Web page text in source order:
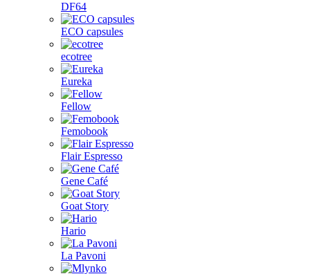
DF64
ECO capsules
ecotree
Eureka
Fellow
Femobook
Flair Espresso
Gene Café
Goat Story
Hario
La Pavoni